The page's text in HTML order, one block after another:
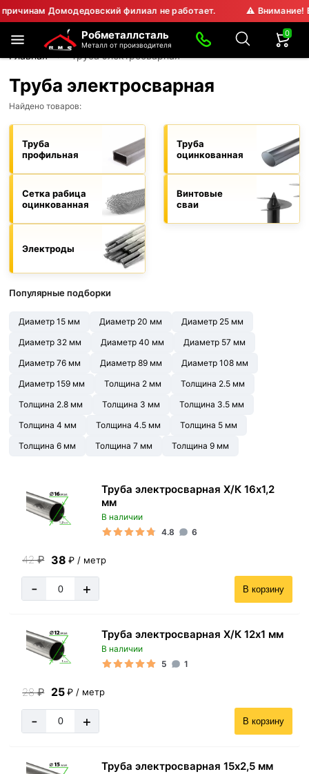
филиал не работает. ⚠ Внимание! В воскресенье по
Робметаллсталь
Металл от производителя
0
Главная Труба электросварная
Труба электросварная
Найдено товаров:
Труба
профильная
Труба
оцинкованная
Сетка рабица
оцинкованная
Винтовые
сваи
Электроды
Популярные подборки
Диаметр 15 мм Диаметр 20 мм
Диаметр 25 мм
Диаметр 32 мм
Диаметр 40 мм
Диаметр 57 мм
Диаметр 76 мм
Диаметр 89 мм
Диаметр 108 мм
Диаметр 159 мм
Толщина 2 мм
Толщина 2.5 мм
Толщина 2.8 мм
Толщина 3 мм
Толщина 3.5 мм
Толщина 4 мм
Толщина 4.5 мм
Толщина 5 мм
Толщина 6 мм
Толщина 7 мм Толщина 9 мм
Труба электросварная Х/К 16х1,2
мм
В наличии
4.8
6
42₽ 38 ₽ / метр
- + В корзину
Труба электросварная Х/К 12х1 мм
В наличии
5
1
28₽ 25 ₽ / метр
- + В корзину
Труба электросварная 15х2,5 мм